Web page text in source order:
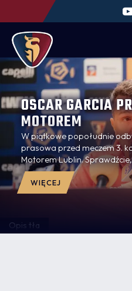
Opis tła
OSCAR GARCIA
MOTOREM
W piątkowe popołudnie
prasowa przed meczem 3.
Motorem Lublin.
spotkaniu z mediami trener
WIĘCEJ